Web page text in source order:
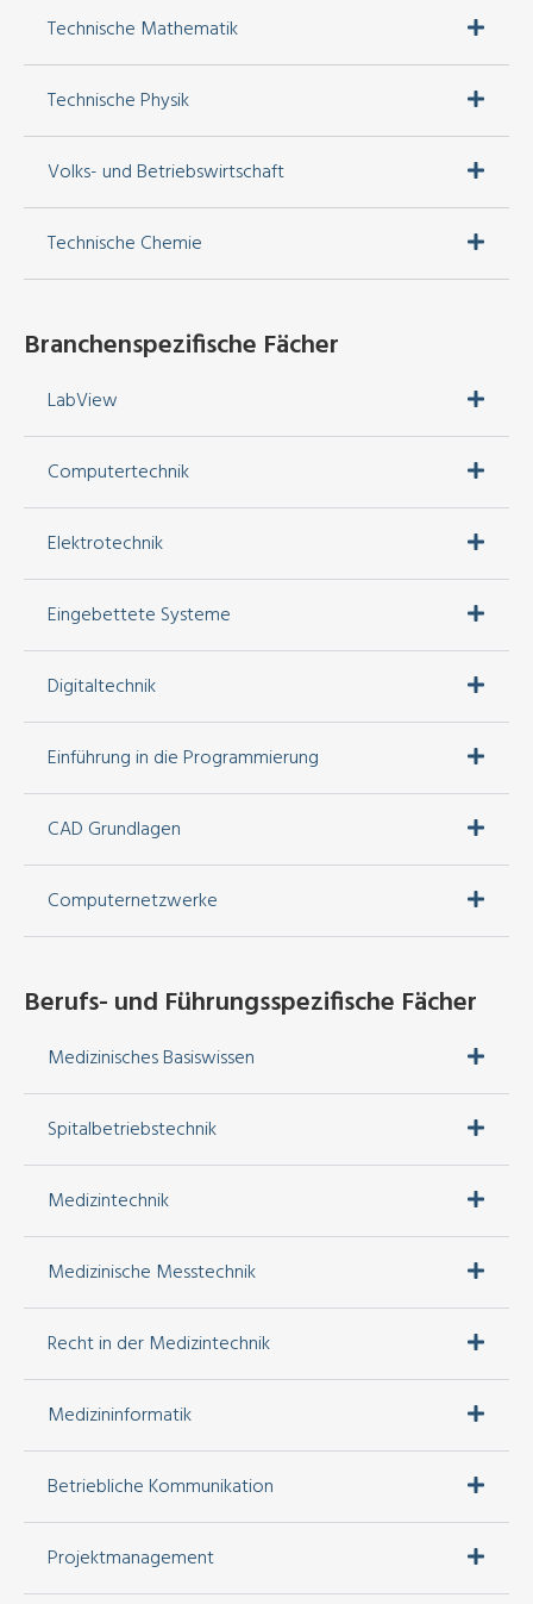
Technische Mathematik
Technische Physik
Volks- und Betriebswirtschaft
Technische Chemie
Branchenspezifische Fächer
LabView
Computertechnik
Elektrotechnik
Eingebettete Systeme
Digitaltechnik
Einführung in die Programmierung
CAD Grundlagen
Computernetzwerke
Berufs- und Führungsspezifische Fächer
Medizinisches Basiswissen
Spitalbetriebstechnik
Medizintechnik
Medizinische Messtechnik
Recht in der Medizintechnik
Medizininformatik
Betriebliche Kommunikation
Projektmanagement